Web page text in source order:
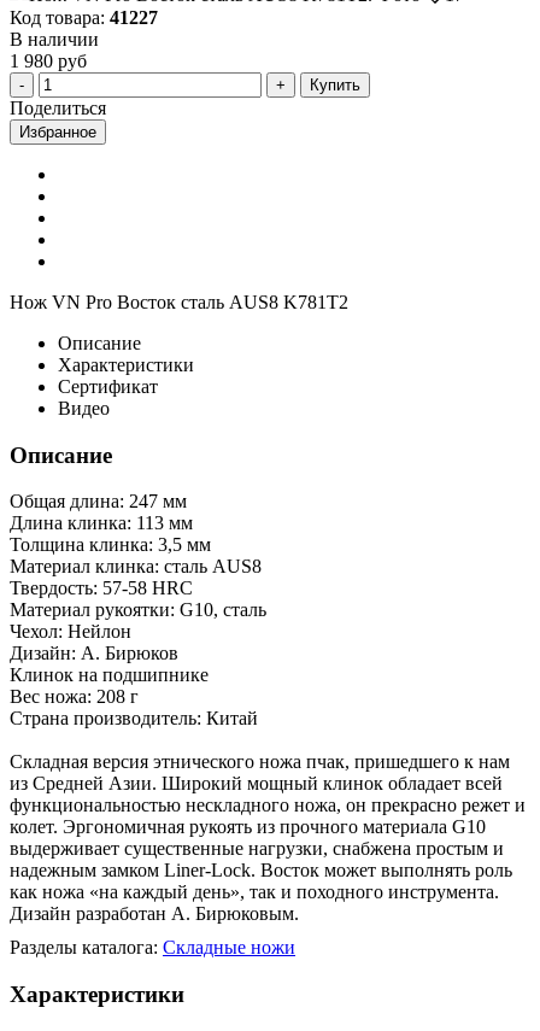
Код товара: 41227
В наличии
1 980 руб
Купить
Поделиться
Избранное
Нож VN Pro Восток сталь AUS8 K781T2
Описание
Характеристики
Сертификат
Видео
Описание
Общая длина: 247 мм
Длина клинка: 113 мм
Толщина клинка: 3,5 мм
Материал клинка: сталь AUS8
Твердость: 57-58 HRC
Материал рукоятки: G10, сталь
Чехол: Нейлон
Дизайн: А. Бирюков
Клинок на подшипнике
Вес ножа: 208 г
Страна производитель: Китай
Складная версия этнического ножа пчак, пришедшего к нам
из Средней Азии. Широкий мощный клинок обладает всей
функциональностью нескладного ножа, он прекрасно режет и
колет. Эргономичная рукоять из прочного материала G10
выдерживает существенные нагрузки, снабжена простым и
надежным замком Liner-Lock. Восток может выполнять роль
как ножа «на каждый день», так и походного инструмента.
Дизайн разработан А. Бирюковым.
Разделы каталога: Складные ножи
Характеристики